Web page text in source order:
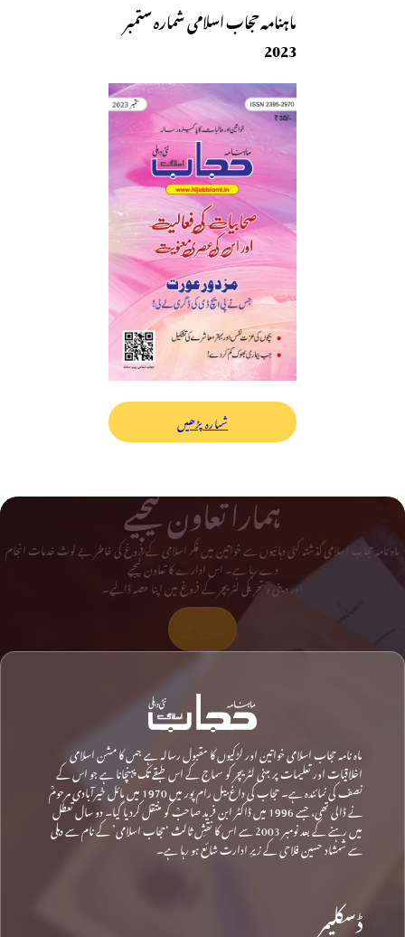
ماہنامہ حجاب اسلامی شمارہ ستمبر
2023
شمارہ پڑھیں
ہمارا تعاون کیجیے
ماہ نامہ حجاب اسلامی گذشتہ کئی دہائیوں سے خواتین میں فکر اسلامی کے فروغ کی خاطر بے لوث خدمات انجام
دے رہا ہے۔ اس ادارے کا تعاون کیجیے
اور دینی و تحریکی لٹریچر کے فروغ میں اپنا حصہ ڈالیے۔
ماہ نامہ حجاب اسلامی خواتین اور لڑکیوں کا مقبول رسالہ ہے جس کا مشن اسلامی
اخلاقیات اور تعلیمات پر مبنی لٹریچر کو سماج کے اس طبقے تک پہنچانا ہے جو اس کے
نصف کی نمائندہ ہے۔ حجاب کی داغ بیل رام پور میں 1970 میں مائل خیرآبادی مرحومؒ
نے ڈالی تھی، جسے 1996 میں ڈاکٹر ابن فرید صاحبؒ کو منتقل کردیا گیا۔ دو سال تعطل
میں رہنے کے بعد نومبر 2003 سے اس کا نقشِ ثالث ‘حجاب اسلامی’ کے نام سے دہلی
سے شمشاد حسین فلاحی کے زیرِ ادارت شائع ہو رہا ہے۔
ڈسکلیمر